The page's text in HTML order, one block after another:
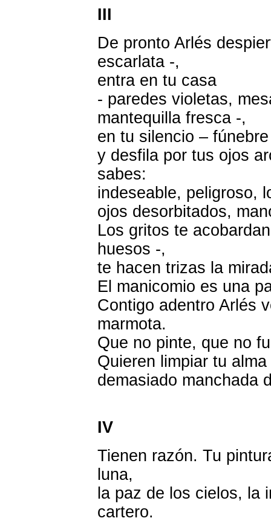
III
De pronto Arlés
escarlata -,
entra en tu casa
- paredes violetas,
mantequilla fresca -,
en tu silencio –
y desfila por tus ojos
sabes:
indeseable, peligroso,
ojos desorbitados,
Los gritos te
huesos -,
te hacen trizas la
El manicomio es una
Contigo adentro Arlés
marmota.
Que no pinte, que no
Quieren limpiar tu
demasiado manchada
IV
Tienen razón. Tu
luna,
la paz de los cielos, la
cartero.